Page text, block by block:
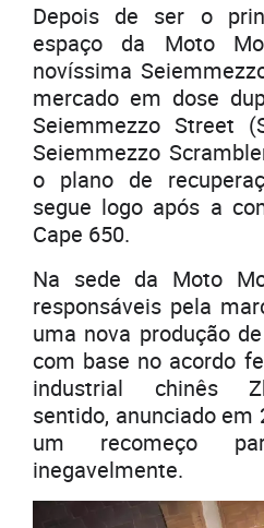
Depois de ser o
espaço da Moto
novíssima
mercado em dose
Seiemmezzo Street
Seiemmezzo
o plano de
segue logo após a
Cape 650.
Na sede da Moto
responsáveis pela
uma nova produção
com base no acordo
industrial chinês
sentido, anunciado em
um recomeço
inegavelmente.